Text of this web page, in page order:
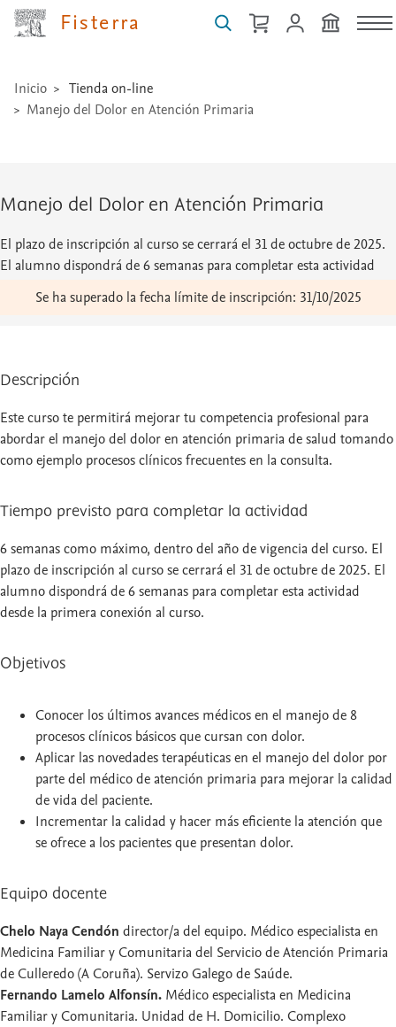
Fisterra
técnicas
...
Inicio
Tienda on-line
Manejo del Dolor en Atención Primaria
Manejo del Dolor en Atención Primaria
El plazo de inscripción al curso se cerrará el 31 de octubre de 2025.
El alumno dispondrá de 6 semanas para completar esta actividad
desde la primera conexión al curso.
Se ha superado la fecha límite de inscripción: 31/10/2025
Descripción
Este curso te permitirá mejorar tu competencia profesional para
abordar el manejo del dolor en atención primaria de salud tomando
como ejemplo procesos clínicos frecuentes en la consulta.
Tiempo previsto para completar la actividad
6 semanas como máximo, dentro del año de vigencia del curso. El
plazo de inscripción al curso se cerrará el 31 de octubre de 2025. El
alumno dispondrá de 6 semanas para completar esta actividad
desde la primera conexión al curso.
Objetivos
Conocer los últimos avances médicos en el manejo de 8
procesos clínicos básicos que cursan con dolor.
Aplicar las novedades terapéuticas en el manejo del dolor por
parte del médico de atención primaria para mejorar la calidad
de vida del paciente.
Incrementar la calidad y hacer más eficiente la atención que
se ofrece a los pacientes que presentan dolor.
Equipo docente
Chelo Naya Cendón director/a del equipo. Médico especialista en
Medicina Familiar y Comunitaria del Servicio de Atención Primaria
de Culleredo (A Coruña). Servizo Galego de Saúde.
Fernando Lamelo Alfonsín. Médico especialista en Medicina
Familiar y Comunitaria. Unidad de H. Domicilio. Complexo